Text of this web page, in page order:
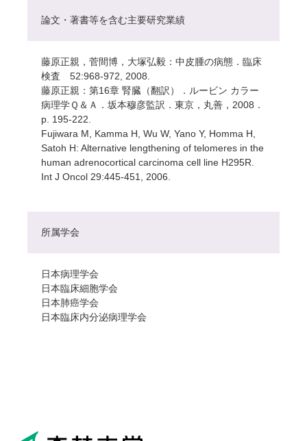
論文・著書等を含む主要研究業績
藤原正親，菅間博，大塚弘毅：中皮腫の病態．臨床
検査 52:968-972, 2008.
藤原正親：第16章 腎臓（翻訳）．ルービン カラー
病理学Ｑ＆Ａ．坂本穆彦監訳．東京，丸善，2008．
p. 195-222.
Fujiwara M, Kamma H, Wu W, Yano Y, Homma H,
Satoh H: Alternative lengthening of telomeres in the
human adrenocortical carcinoma cell line H295R.
Int J Oncol 29:445-451, 2006.
所属学会
日本病理学会
日本臨床細胞学会
日本肺癌学会
日本臨床内分泌病理学会